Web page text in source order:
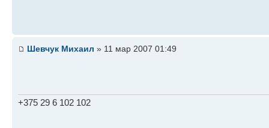
Шевчук Михаил » 11 мар 2007 01:49
+375 29 6 102 102